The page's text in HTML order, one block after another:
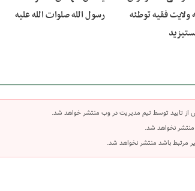
ولایت فقیه توطئه
رسول الله صلوات الله علیه
تایید توسط تیم مدیریت در وب منتشر خواهد شد.
منتشر نخواهد شد.
مرتبط باشد منتشر نخواهد شد.